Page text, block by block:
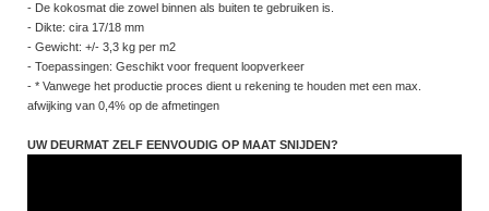
- De kokosmat die zowel binnen als buiten te gebruiken is.
- Dikte: cira 17/18 mm
- Gewicht: +/- 3,3 kg per m2
- Toepassingen: Geschikt voor frequent loopverkeer
- * Vanwege het productie proces dient u rekening te houden met een max.
afwijking van 0,4% op de afmetingen
UW DEURMAT ZELF EENVOUDIG OP MAAT SNIJDEN?